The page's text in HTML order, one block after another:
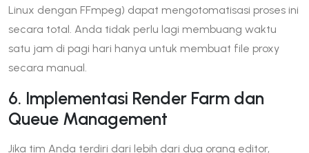
Linux dengan FFmpeg) dapat mengotomatisasi proses ini
secara total. Anda tidak perlu lagi membuang waktu
satu jam di pagi hari hanya untuk membuat file proxy
secara manual.
6. Implementasi Render Farm dan
Queue Management
Jika tim Anda terdiri dari lebih dari dua orang editor,